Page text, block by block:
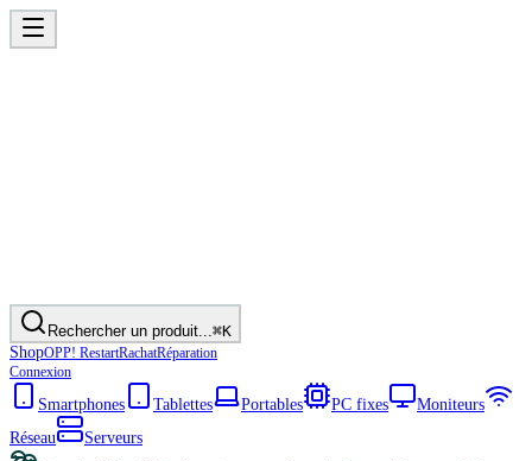
Rechercher un produit...⌘K
ShopOPP! RestartRachatRéparation
Connexion
Smartphones Tablettes Portables PC fixes
Moniteurs
Réseau
Serveurs